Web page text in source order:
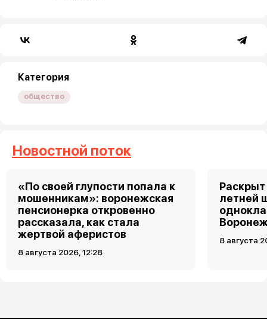
Категория
общество
Новостной поток
«По своей глупости попала к
мошенникам»: воронежская
пенсионерка откровенно
рассказала, как стала
жертвой аферистов
8 августа 2026, 12:28
летней
8 августа